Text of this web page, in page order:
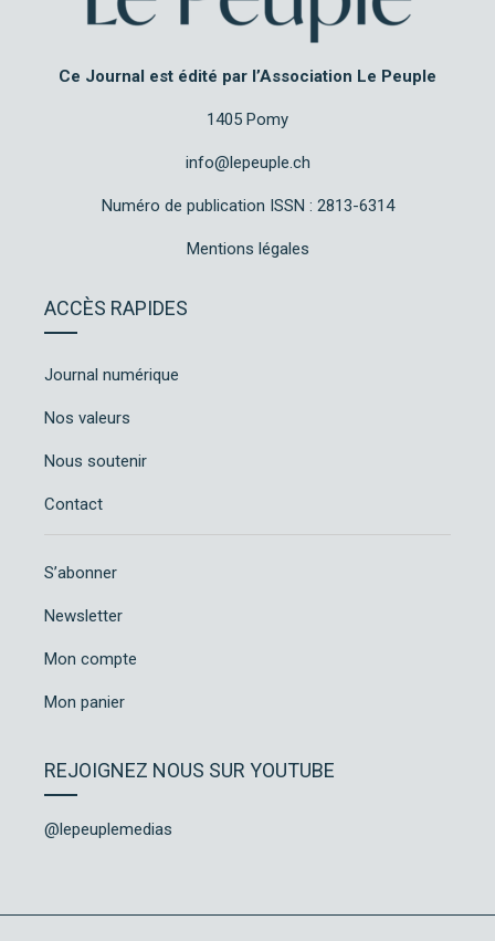
Ce Journal est édité par l’Association Le Peuple
1405 Pomy
info@lepeuple.ch
Numéro de publication ISSN : 2813-6314
Mentions légales
ACCÈS RAPIDES
Journal numérique
Nos valeurs
Nous soutenir
Contact
S’abonner
Newsletter
Mon compte
Mon panier
REJOIGNEZ NOUS SUR YOUTUBE
@lepeuplemedias